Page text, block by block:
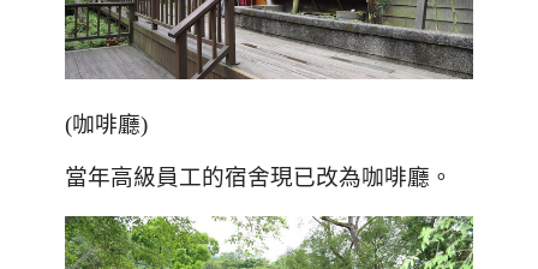
(咖啡廳)
當年高級員工的宿舍現已改為咖啡廳。